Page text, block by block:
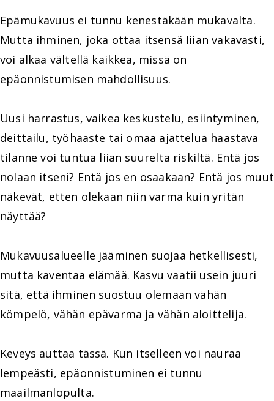
Epämukavuus ei tunnu kenestäkään mukavalta.
Mutta ihminen, joka ottaa itsensä liian vakavasti,
voi alkaa vältellä kaikkea, missä on
epäonnistumisen mahdollisuus.
Uusi harrastus, vaikea keskustelu, esiintyminen,
deittailu, työhaaste tai omaa ajattelua haastava
tilanne voi tuntua liian suurelta riskiltä. Entä jos
nolaan itseni? Entä jos en osaakaan? Entä jos muut
näkevät, etten olekaan niin varma kuin yritän
näyttää?
Mukavuusalueelle jääminen suojaa hetkellisesti,
mutta kaventaa elämää. Kasvu vaatii usein juuri
sitä, että ihminen suostuu olemaan vähän
kömpelö, vähän epävarma ja vähän aloittelija.
Keveys auttaa tässä. Kun itselleen voi nauraa
lempeästi, epäonnistuminen ei tunnu
maailmanlopulta.